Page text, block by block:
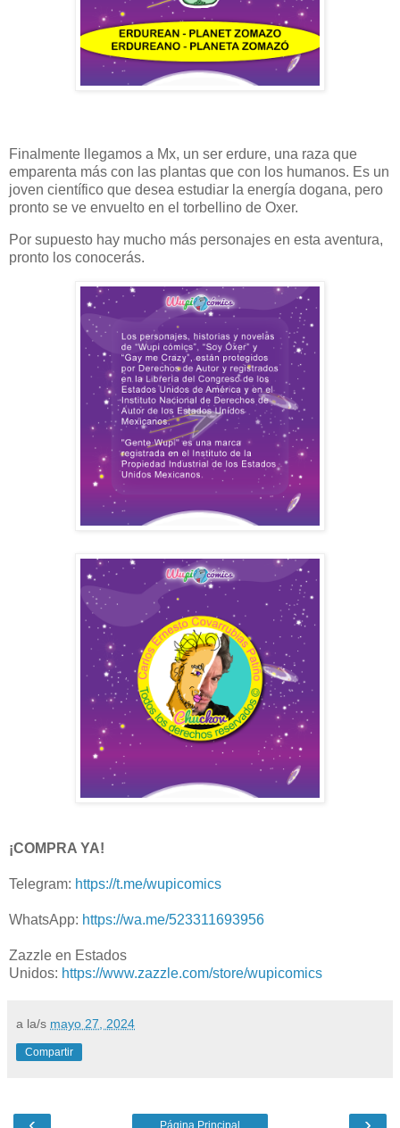
Finalmente llegamos a Mx, un ser erdure, una raza que
emparenta más con las plantas que con los humanos. Es un
joven científico que desea estudiar la energía dogana, pero
pronto se ve envuelto en el torbellino de Oxer.
Por supuesto hay mucho más personajes en esta aventura,
pronto los conocerás.
¡COMPRA YA!
Telegram: https://t.me/wupicomics
WhatsApp: https://wa.me/523311693956
Zazzle en Estados
Unidos: https://www.zazzle.com/store/wupicomics
a la/s mayo 27, 2024
Compartir
Página Principal